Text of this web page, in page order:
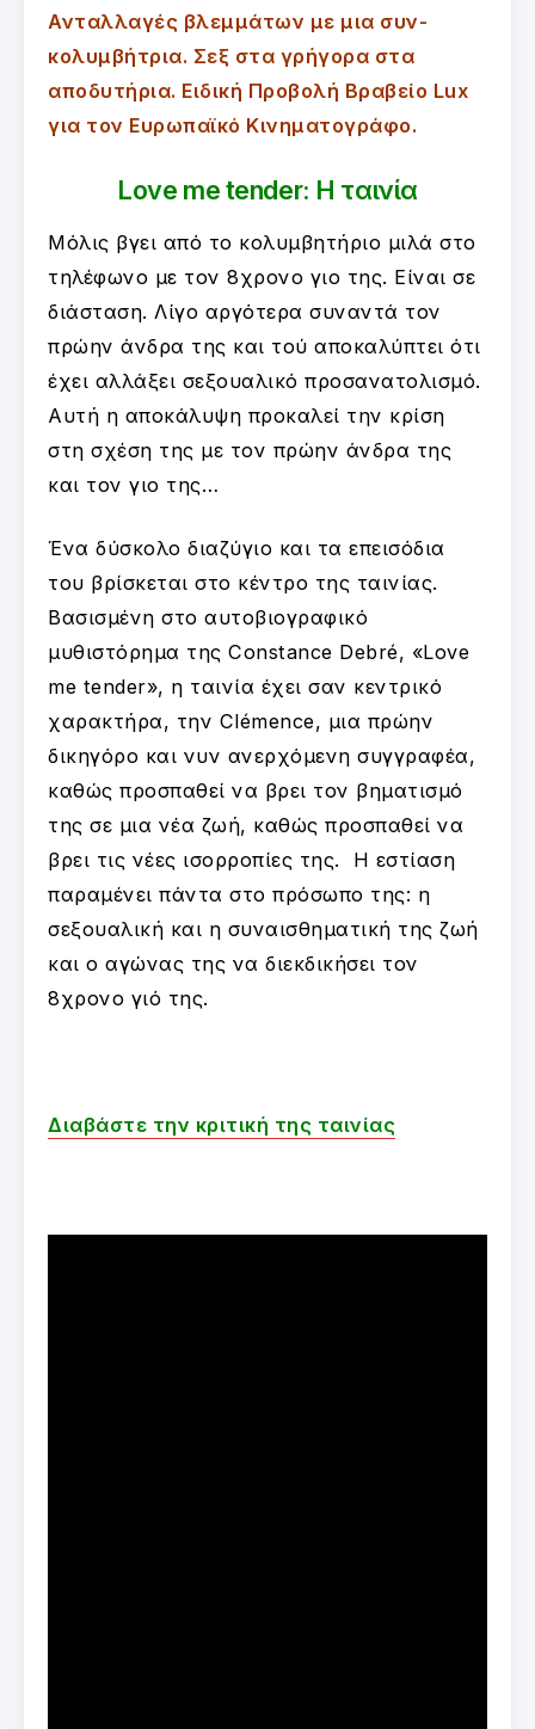
Ανταλλαγές βλεμμάτων με μια συν-
κολυμβήτρια. Σεξ στα γρήγορα στα
αποδυτήρια. Ειδική Προβολή Βραβείο Lux
για τον Ευρωπαϊκό Κινηματογράφο.
Love me tender: Η ταινία
Μόλις βγει από το κολυμβητήριο μιλά στο
τηλέφωνο με τον 8χρονο γιο της. Είναι σε
διάσταση. Λίγο αργότερα συναντά τον
πρώην άνδρα της και τού αποκαλύπτει ότι
έχει αλλάξει σεξουαλικό προσανατολισμό.
Αυτή η αποκάλυψη προκαλεί την κρίση
στη σχέση της με τον πρώην άνδρα της
και τον γιο της…
Ένα δύσκολο διαζύγιο και τα επεισόδια
του βρίσκεται στο κέντρο της ταινίας.
Βασισμένη στο αυτοβιογραφικό
μυθιστόρημα της Constance Debré, «Love
me tender», η ταινία έχει σαν κεντρικό
χαρακτήρα, την Clémence, μια πρώην
δικηγόρο και νυν ανερχόμενη συγγραφέα,
καθώς προσπαθεί να βρει τον βηματισμό
της σε μια νέα ζωή, καθώς προσπαθεί να
βρει τις νέες ισορροπίες της. Η εστίαση
παραμένει πάντα στο πρόσωπο της: η
σεξουαλική και η συναισθηματική της ζωή
και ο αγώνας της να διεκδικήσει τον
8χρονο γιό της.
Διαβάστε την κριτική της ταινίας